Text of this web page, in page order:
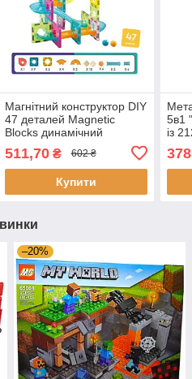
Магнітний конструктор DIY
47 деталей Magnetic
Blocks динамічний
конструктор гірки лабіринт
із кульками
511,70₴ 602 ₴
Купити
5в1
із
378
–20%